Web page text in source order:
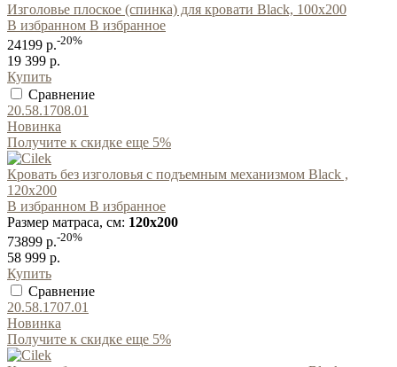
Изголовье плоское (спинка) для кровати Black, 100x200
В избранном В избранное
24199 р.-20%
19 399 р.
Купить
Сравнение
20.58.1708.01
Новинка
Получите к скидке еще 5%
Кровать без изголовья с подъемным механизмом Black ,
120x200
В избранном В избранное
Размер матраса, см: 120x200
73899 р.-20%
58 999 р.
Купить
Сравнение
20.58.1707.01
Новинка
Получите к скидке еще 5%